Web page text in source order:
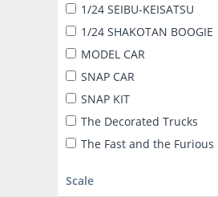
1/24 SEIBU-KEISATSU
1/24 SHAKOTAN BOOGIE
MODEL CAR
SNAP CAR
SNAP KIT
The Decorated Trucks
The Fast and the Furious
TUNED CAR
Scale